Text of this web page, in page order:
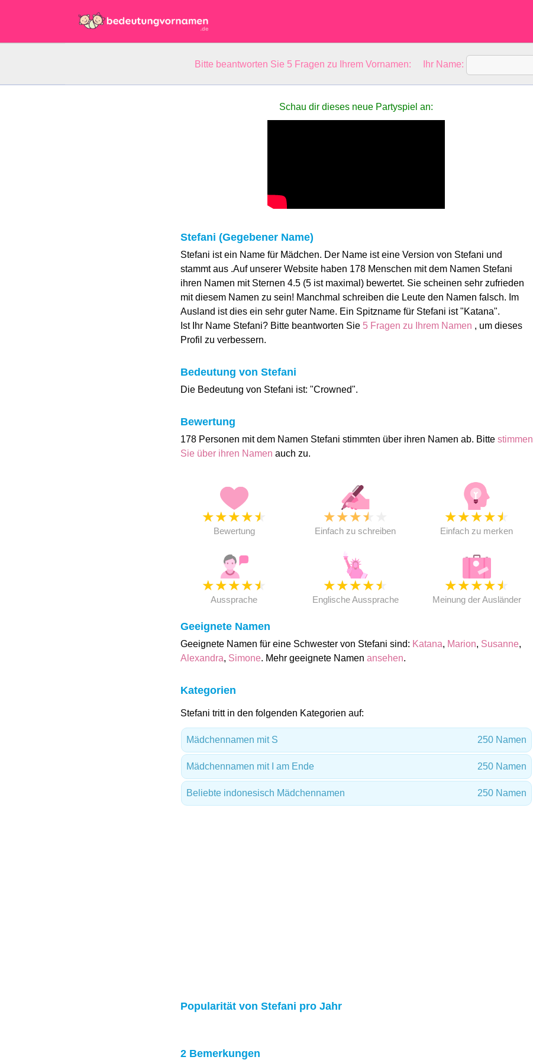
Bitte beantworten Sie 5 Fragen zu Ihrem Vornamen: Ihr Name:
Schau dir dieses neue Partyspiel an:
Stefani (Gegebener Name)
Stefani ist ein Name für Mädchen. Der Name ist eine Version von Stefani und
stammt aus .Auf unserer Website haben 178 Menschen mit dem Namen Stefani
ihren Namen mit Sternen 4.5 (5 ist maximal) bewertet. Sie scheinen sehr zufrieden
mit diesem Namen zu sein! Manchmal schreiben die Leute den Namen falsch. Im
Ausland ist dies ein sehr guter Name. Ein Spitzname für Stefani ist "Katana".
Ist Ihr Name Stefani? Bitte beantworten Sie 5 Fragen zu Ihrem Namen , um dieses
Profil zu verbessern.
Bedeutung von Stefani
Die Bedeutung von Stefani ist: "Crowned".
Bewertung
178 Personen mit dem Namen Stefani stimmten über ihren Namen ab. Bitte stimmen
Sie über ihren Namen auch zu.
★★★★★
Bewertung
★★★★
Einfach zu schreiben
★★★★★
Einfach zu merken
★★★★★
Aussprache
★★★★★
Englische Aussprache
★★★★★
Meinung der Ausländer
Geeignete Namen
Geeignete Namen für eine Schwester von Stefani sind: Katana, Marion, Susanne,
Alexandra, Simone. Mehr geeignete Namen ansehen.
Kategorien
Stefani tritt in den folgenden Kategorien auf:
Mädchennamen mit S 250 Namen
Mädchennamen mit I am Ende 250 Namen
Beliebte indonesisch Mädchennamen 250 Namen
Popularität von Stefani pro Jahr
2 Bemerkungen